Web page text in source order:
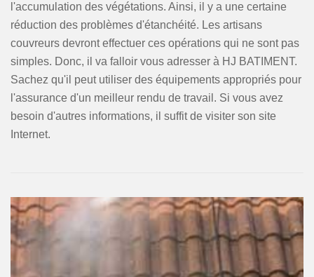
l'accumulation des végétations. Ainsi, il y a une certaine
réduction des problèmes d'étanchéité. Les artisans
couvreurs devront effectuer ces opérations qui ne sont pas
simples. Donc, il va falloir vous adresser à HJ BATIMENT.
Sachez qu'il peut utiliser des équipements appropriés pour
l'assurance d'un meilleur rendu de travail. Si vous avez
besoin d'autres informations, il suffit de visiter son site
Internet.